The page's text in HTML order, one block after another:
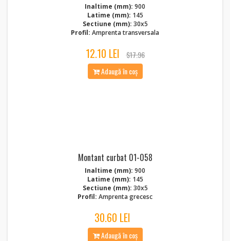
Inaltime (mm): 900
Latime (mm): 145
Sectiune (mm): 30x5
Profil: Amprenta transversala
12.10 LEI
$17.96
Adaugă în coș
Montant curbat 01-058
Inaltime (mm): 900
Latime (mm): 145
Sectiune (mm): 30x5
Profil: Amprenta grecesc
30.60 LEI
Adaugă în coș